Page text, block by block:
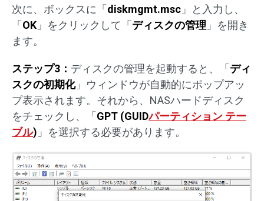
次に、ボックスに「 diskmgmt.msc 」と入力し、
「 OK 」をクリックして「 ディスクの管理 」を開き
ます。
ステップ3： ディスクの管理を起動すると、「 ディ
スクの初期化」ウィンドウが自動的にポップアッ
プ表示されます。それから、NASハードディスク
をチェックし、「 GPT (GUIDパーティション テー
ブル) 」を選択する必要があります。